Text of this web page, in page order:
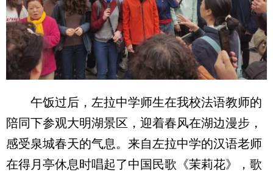
午饭过后，左拉中学师生在我校法语教师的
陪同下参观大明湖景区，迎着春风在湖边漫步，
感受泉城春天的气息。来自左拉中学的汉语老师
在得月亭休息时唱起了中国民歌《茉莉花》，歌